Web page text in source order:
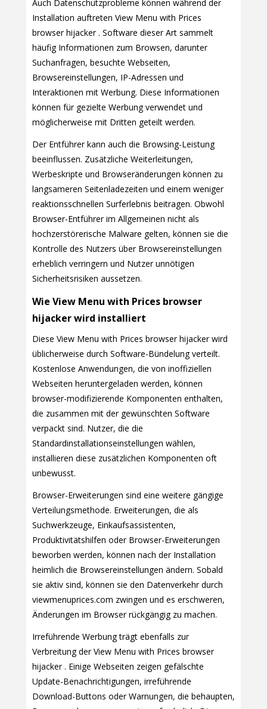
Auch Datenschutzprobleme können während der
Installation auftreten View Menu with Prices
browser hijacker . Software dieser Art sammelt
häufig Informationen zum Browsen, darunter
Suchanfragen, besuchte Webseiten,
Browsereinstellungen, IP-Adressen und
Interaktionen mit Werbung. Diese Informationen
können für gezielte Werbung verwendet und
möglicherweise mit Dritten geteilt werden.
Der Entführer kann auch die Browsing-Leistung
beeinflussen. Zusätzliche Weiterleitungen,
Werbeskripte und Browseränderungen können zu
langsameren Seitenladezeiten und einem weniger
reaktionsschnellen Surferlebnis beitragen. Obwohl
Browser-Entführer im Allgemeinen nicht als
hochzerstörerische Malware gelten, können sie die
Kontrolle des Nutzers über Browsereinstellungen
erheblich verringern und Nutzer unnötigen
Sicherheitsrisiken aussetzen.
Wie View Menu with Prices browser
hijacker wird installiert
Diese View Menu with Prices browser hijacker wird
üblicherweise durch Software-Bündelung verteilt.
Kostenlose Anwendungen, die von inoffiziellen
Webseiten heruntergeladen werden, können
browser-modifizierende Komponenten enthalten,
die zusammen mit der gewünschten Software
verpackt sind. Nutzer, die die
Standardinstallationseinstellungen wählen,
installieren diese zusätzlichen Komponenten oft
unbewusst.
Browser-Erweiterungen sind eine weitere gängige
Verteilungsmethode. Erweiterungen, die als
Suchwerkzeuge, Einkaufsassistenten,
Produktivitätshilfen oder Browser-Erweiterungen
beworben werden, können nach der Installation
heimlich die Browsereinstellungen ändern. Sobald
sie aktiv sind, können sie den Datenverkehr durch
viewmenuprices.com zwingen und es erschweren,
Änderungen im Browser rückgängig zu machen.
Irreführende Werbung trägt ebenfalls zur
Verbreitung der View Menu with Prices browser
hijacker . Einige Webseiten zeigen gefälschte
Update-Benachrichtigungen, irreführende
Download-Buttons oder Warnungen, die behaupten,